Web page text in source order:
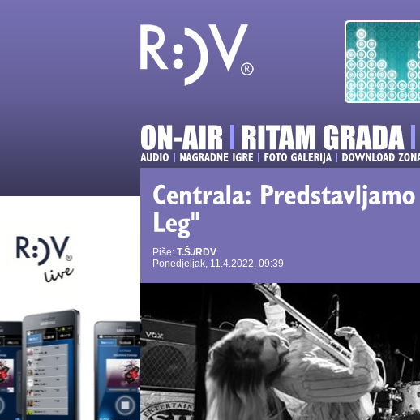
Piše: T.Š./RDV
Ponedjeljak, 11.4.2022. 09:39